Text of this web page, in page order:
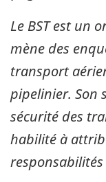
Le BST est un
mène des
transport
pipelinier. Son
sécurité des
habilité à
responsabilités